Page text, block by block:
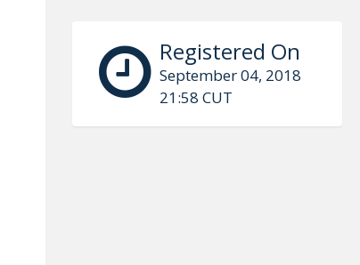
Registered On
September 04, 2018
21:58 CUT